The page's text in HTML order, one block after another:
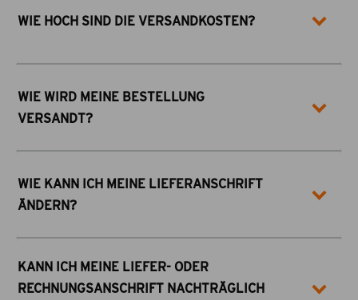
WIE HOCH SIND DIE VERSANDKOSTEN?
WIE WIRD MEINE BESTELLUNG
VERSANDT?
WIE KANN ICH MEINE LIEFERANSCHRIFT
ÄNDERN?
KANN ICH MEINE LIEFER- ODER
RECHNUNGSANSCHRIFT NACHTRÄGLICH